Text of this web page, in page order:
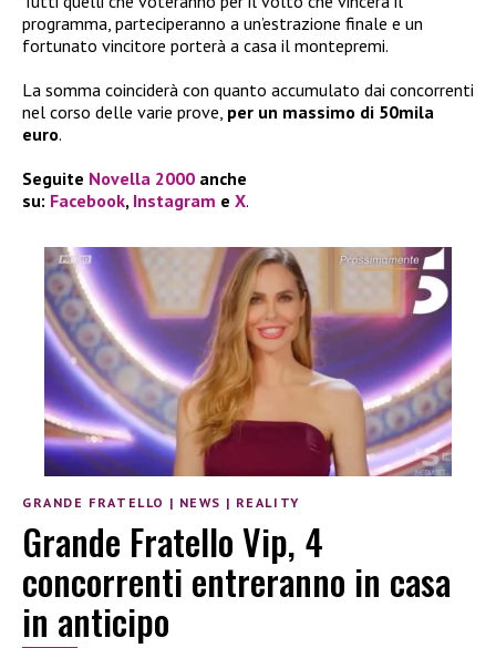
programma, parteciperanno a un’estrazione finale e un
fortunato vincitore porterà a casa il montepremi.
La somma coinciderà con quanto accumulato dai concorrenti
nel corso delle varie prove, per un massimo di 50mila
euro.
Seguite Novella 2000 anche
su: Facebook, Instagram e X.
GRANDE FRATELLO | NEWS | REALITY
Grande Fratello Vip, 4
concorrenti entreranno in casa
in anticipo